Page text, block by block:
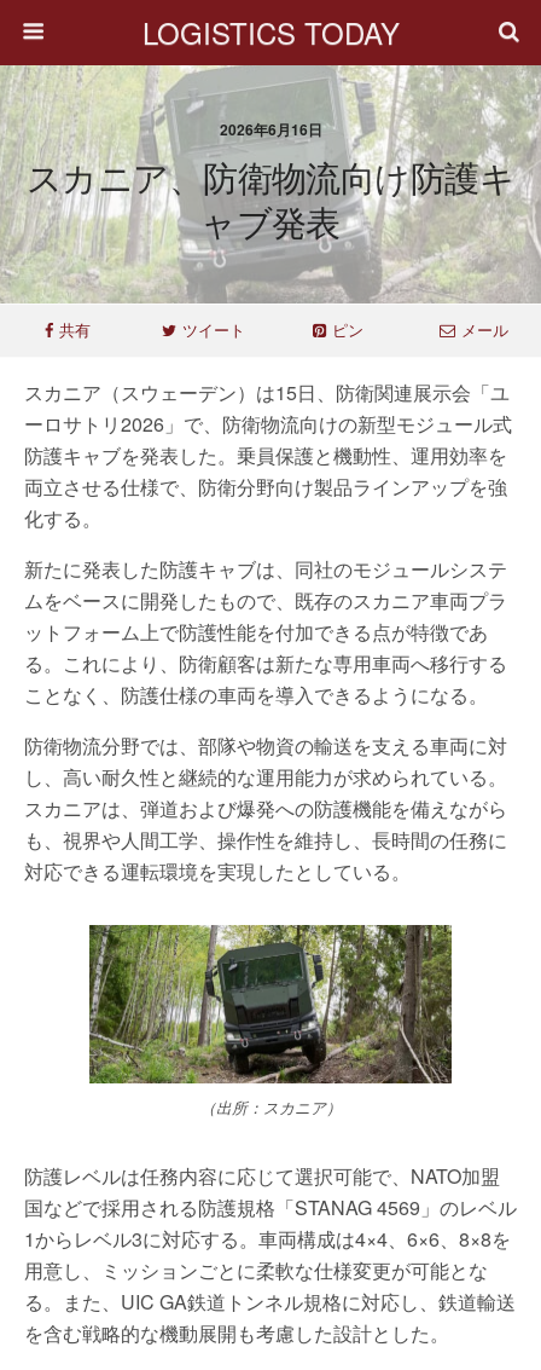
LOGISTICS TODAY
2026年6月16日
スカニア、防衛物流向け防護キ
ャブ発表
共有 ツイート ピン メール
スカニア（スウェーデン）は15日、防衛関連展示会「ユ
ーロサトリ2026」で、防衛物流向けの新型モジュール式
防護キャブを発表した。乗員保護と機動性、運用効率を
両立させる仕様で、防衛分野向け製品ラインアップを強
化する。
新たに発表した防護キャブは、同社のモジュールシステ
ムをベースに開発したもので、既存のスカニア車両プラ
ットフォーム上で防護性能を付加できる点が特徴であ
る。これにより、防衛顧客は新たな専用車両へ移行する
ことなく、防護仕様の車両を導入できるようになる。
防衛物流分野では、部隊や物資の輸送を支える車両に対
し、高い耐久性と継続的な運用能力が求められている。
スカニアは、弾道および爆発への防護機能を備えながら
も、視界や人間工学、操作性を維持し、長時間の任務に
対応できる運転環境を実現したとしている。
（出所：スカニア）
防護レベルは任務内容に応じて選択可能で、NATO加盟
国などで採用される防護規格「STANAG 4569」のレベル
1からレベル3に対応する。車両構成は4×4、6×6、8×8を
用意し、ミッションごとに柔軟な仕様変更が可能とな
る。また、UIC GA鉄道トンネル規格に対応し、鉄道輸送
を含む戦略的な機動展開も考慮した設計とした。